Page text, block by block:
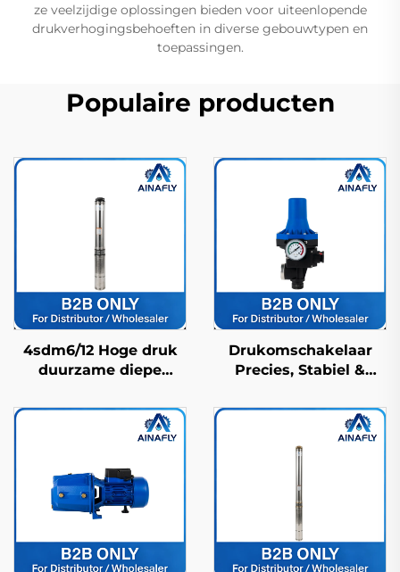
ze veelzijdige oplossingen bieden voor uiteenlopende
drukverhogingsbehoeften in diverse gebouwtypen en
toepassingen.
Populaire producten
4sdm6/12 Hoge druk
duurzame diepe
waterlevering in
landelijke en
Drukomschakelaar
Precies, Stabiel &
Automatische
Drukregeling